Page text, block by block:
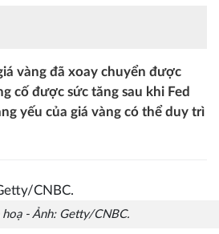
vàng đã xoay chuyển được
cố được sức tăng sau khi Fed
yếu của giá vàng có thể duy trì
- Ảnh: Getty/CNBC.